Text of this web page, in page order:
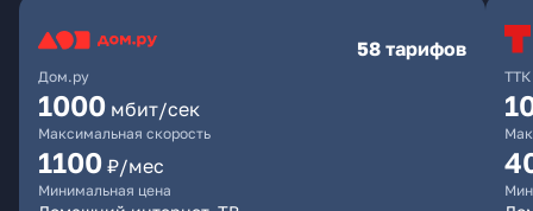
Дом.ру
58 тарифов
1000 мбит/сек
Максимальная скорость
1100 ₽/мес
Минимальная цена
ТТК